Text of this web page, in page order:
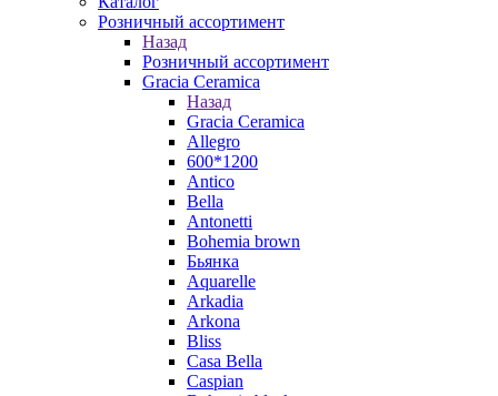
Розничный ассортимент
Назад
Розничный ассортимент
Gracia Ceramica
Назад
Gracia Ceramica
Allegro
600*1200
Antico
Bella
Antonetti
Bohemia brown
Бьянка
Aquarelle
Arkadia
Arkona
Bliss
Casa Bella
Caspian